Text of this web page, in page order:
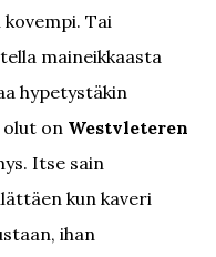
Tai
maineikkaasta
hypetystäkin
olut on Westvleteren
Itse sain
kun kaveri
ihan